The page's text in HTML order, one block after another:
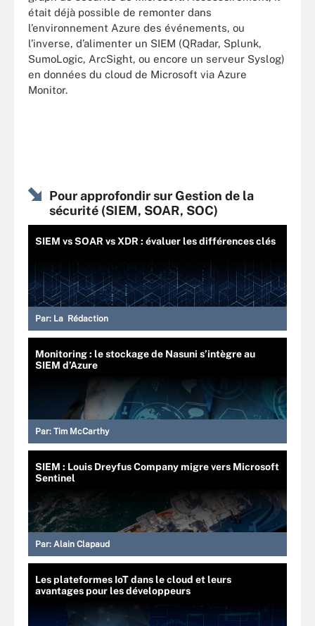
était déjà possible de remonter dans
l’environnement Azure des événements, ou
l’inverse, d’alimenter un SIEM (QRadar, Splunk,
SumoLogic, ArcSight, ou encore un serveur Syslog)
en données du cloud de Microsoft via Azure
Monitor.
Pour approfondir sur Gestion de la
sécurité (SIEM, SOAR, SOC)
SIEM vs SOAR vs XDR : évaluer les différences clés
Par: La Rédaction
Monitoring : le stockage de Nasuni s’intègre au
SIEM d’Azure
Par: Tim McCarthy
SIEM : Louis Dreyfus Company migre vers Microsoft
Sentinel
Par: Alain Clapaud
Les plateformes IoT dans le cloud et leurs
avantages pour les développeurs